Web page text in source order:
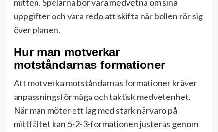
mitten. Spelarna bör vara medvetna om sina
uppgifter och vara redo att skifta när bollen rör sig
över planen.
Hur man motverkar
motståndarnas formationer
Att motverka motståndarnas formationer kräver
anpassningsförmåga och taktisk medvetenhet.
När man möter ett lag med stark närvaro på
mittfältet kan 5-2-3-formationen justeras genom